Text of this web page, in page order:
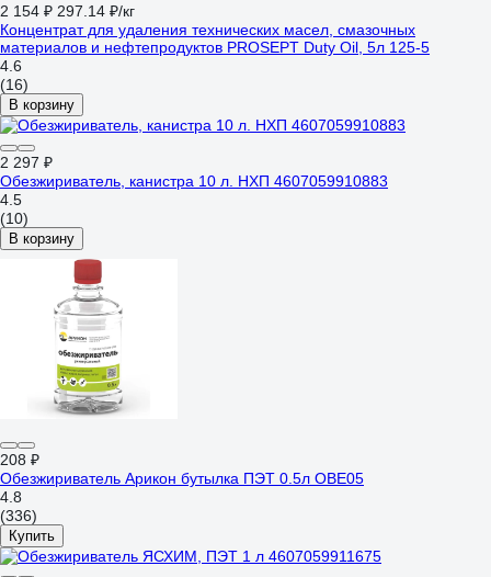
2 154 ₽ 297.14 ₽/кг
Концентрат для удаления технических масел, смазочных
материалов и нефтепродуктов PROSEPT Duty Oil, 5л 125-5
4.6
(16)
В корзину
2 297 ₽
Обезжириватель, канистра 10 л. НХП 4607059910883
4.5
(10)
В корзину
208 ₽
Обезжириватель Арикон бутылка ПЭТ 0.5л OBE05
4.8
(336)
Купить